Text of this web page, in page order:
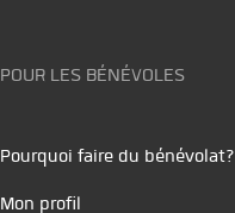
POUR LES BÉNÉVOLES
Pourquoi faire du bénévolat?
Mon profil